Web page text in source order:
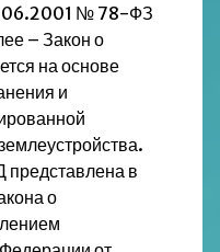
№ 78-ФЗ
– Закон о
на основе
и
представлена в
о